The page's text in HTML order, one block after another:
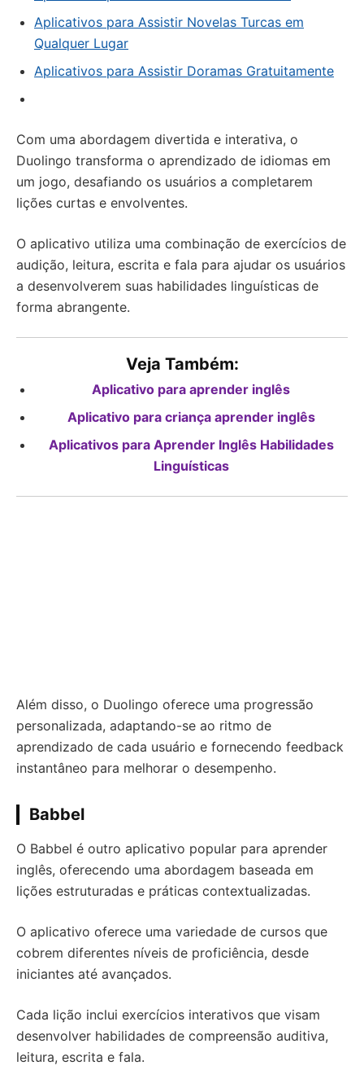
Aplicativos para Assistir Novelas Turcas em
Qualquer Lugar
Aplicativos para Assistir Doramas Gratuitamente
Com uma abordagem divertida e interativa, o
Duolingo transforma o aprendizado de idiomas em
um jogo, desafiando os usuários a completarem
lições curtas e envolventes.
O aplicativo utiliza uma combinação de exercícios de
audição, leitura, escrita e fala para ajudar os usuários
a desenvolverem suas habilidades linguísticas de
forma abrangente.
Veja Também:
Aplicativo para aprender inglês
Aplicativo para criança aprender inglês
Aplicativos para Aprender Inglês Habilidades
Linguísticas
Além disso, o Duolingo oferece uma progressão
personalizada, adaptando-se ao ritmo de
aprendizado de cada usuário e fornecendo feedback
instantâneo para melhorar o desempenho.
Babbel
O Babbel é outro aplicativo popular para aprender
inglês, oferecendo uma abordagem baseada em
lições estruturadas e práticas contextualizadas.
O aplicativo oferece uma variedade de cursos que
cobrem diferentes níveis de proficiência, desde
iniciantes até avançados.
Cada lição inclui exercícios interativos que visam
desenvolver habilidades de compreensão auditiva,
leitura, escrita e fala.